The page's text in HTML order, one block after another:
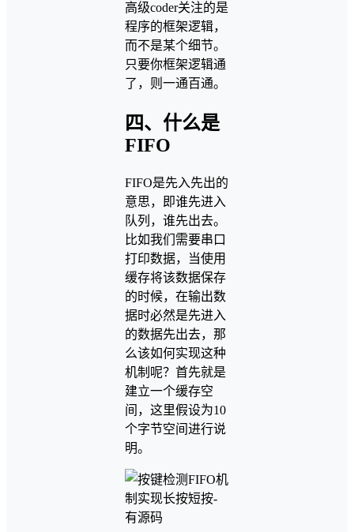
高级coder关注的是
程序的框架逻辑，
而不是某个细节。
只要你框架逻辑通
了，则一通百通。
四、什么是
FIFO
FIFO是先入先出的
意思，即谁先进入
队列，谁先出去。
比如我们需要串口
打印数据，当使用
缓存将该数据保存
的时候，在输出数
据时必然是先进入
的数据先出去，那
么该如何实现这种
机制呢？首先就是
建立一个缓存空
间，这里假设为10
个字节空间进行说
明。